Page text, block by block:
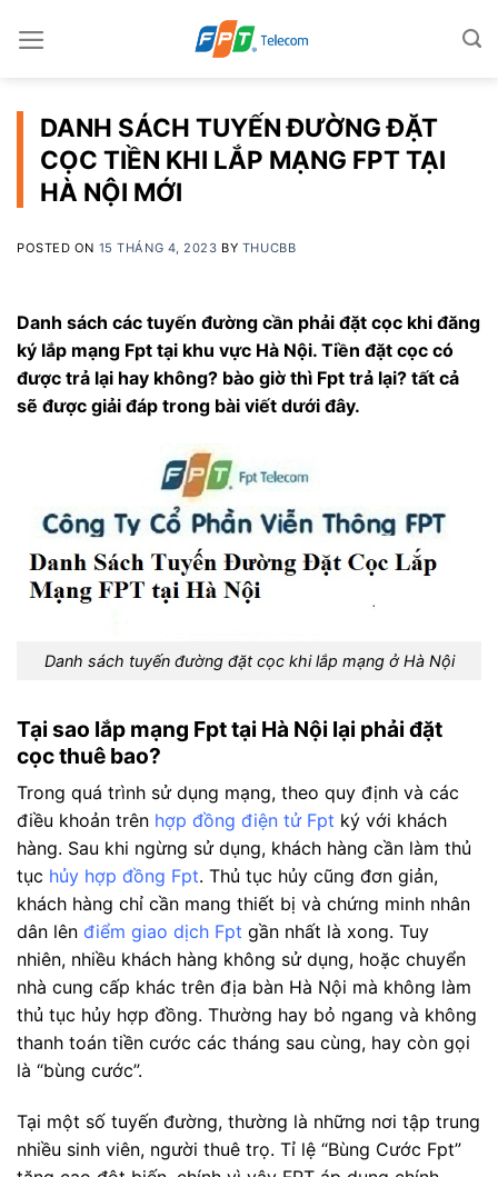
DANH SÁCH TUYẾN ĐƯỜNG ĐẶT
CỌC TIỀN KHI LẮP MẠNG FPT TẠI
HÀ NỘI MỚI
POSTED ON 15 THÁNG 4, 2023 BY THUCBB
Danh sách các tuyến đường cần phải đặt cọc khi đăng
ký lắp mạng Fpt tại khu vực Hà Nội. Tiền đặt cọc có
được trả lại hay không? bào giờ thì Fpt trả lại? tất cả
sẽ được giải đáp trong bài viết dưới đây.
Danh sách tuyến đường đặt cọc khi lắp mạng ở Hà Nội
Tại sao lắp mạng Fpt tại Hà Nội lại phải đặt
cọc thuê bao?
Trong quá trình sử dụng mạng, theo quy định và các
điều khoản trên hợp đồng điện tử Fpt ký với khách
hàng. Sau khi ngừng sử dụng, khách hàng cần làm thủ
tục hủy hợp đồng Fpt. Thủ tục hủy cũng đơn giản,
khách hàng chỉ cần mang thiết bị và chứng minh nhân
dân lên điểm giao dịch Fpt gần nhất là xong. Tuy
nhiên, nhiều khách hàng không sử dụng, hoặc chuyển
nhà cung cấp khác trên địa bàn Hà Nội mà không làm
thủ tục hủy hợp đồng. Thường hay bỏ ngang và không
thanh toán tiền cước các tháng sau cùng, hay còn gọi
là “bùng cước”.
Tại một số tuyến đường, thường là những nơi tập trung
nhiều sinh viên, người thuê trọ. Tỉ lệ “Bùng Cước Fpt”